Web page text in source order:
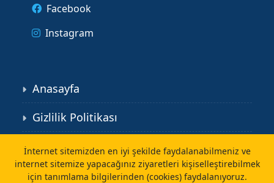
Facebook
Instagram
Anasayfa
Gizlilik Politikası
Kişisel Verilerin Korunması
İletişim
İnternet sitemizden en iyi şekilde faydalanabilmeniz ve
internet sitemize yapacağınız ziyaretleri kişiselleştirebilmek
için tanımlama bilgilerinden (cookies) faydalanıyoruz.